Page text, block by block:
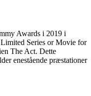
Awards i 2019 i
Series or Movie for
The Act. Dette
enestående præstationer